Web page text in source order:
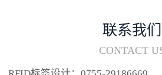
联系我们
CONTACT